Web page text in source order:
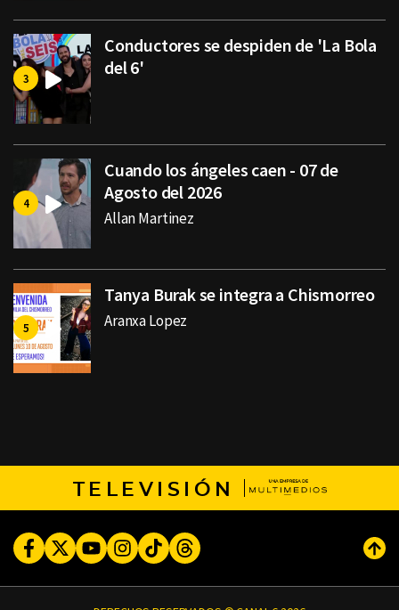
Conductores se despiden de 'La Bola
del 6'
Cuando los ángeles caen - 07 de
Agosto del 2026
Allan Martinez
Tanya Burak se integra a Chismorreo
Aranxa Lopez
TELEVISIÓN
FacebookTwitterYoutubeInstagram
TikTokThreads